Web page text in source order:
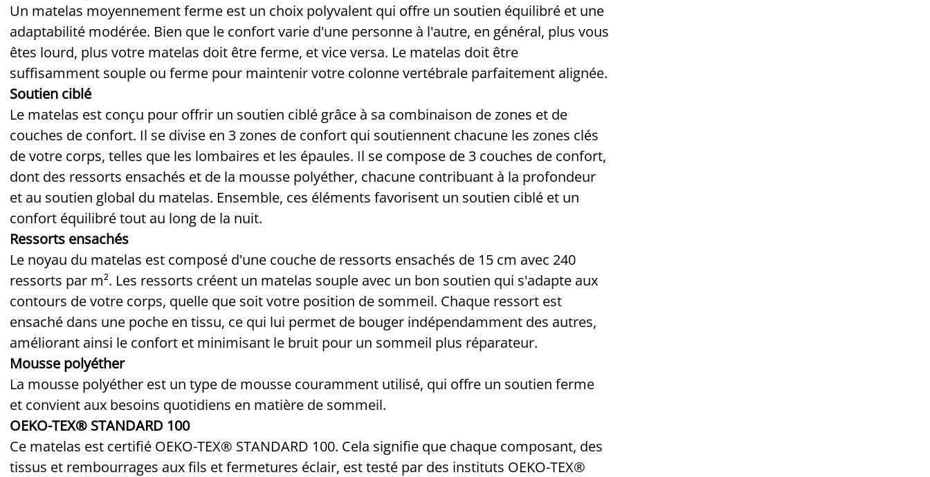
Un matelas moyennement ferme est un choix polyvalent qui offre un soutien équilibré et une
adaptabilité modérée. Bien que le confort varie d'une personne à l'autre, en général, plus vous
êtes lourd, plus votre matelas doit être ferme, et vice versa. Le matelas doit être
suffisamment souple ou ferme pour maintenir votre colonne vertébrale parfaitement alignée.
Soutien ciblé
Le matelas est conçu pour offrir un soutien ciblé grâce à sa combinaison de zones et de
couches de confort. Il se divise en 3 zones de confort qui soutiennent chacune les zones clés
de votre corps, telles que les lombaires et les épaules. Il se compose de 3 couches de confort,
dont des ressorts ensachés et de la mousse polyéther, chacune contribuant à la profondeur
et au soutien global du matelas. Ensemble, ces éléments favorisent un soutien ciblé et un
confort équilibré tout au long de la nuit.
Ressorts ensachés
Le noyau du matelas est composé d'une couche de ressorts ensachés de 15 cm avec 240
ressorts par m². Les ressorts créent un matelas souple avec un bon soutien qui s'adapte aux
contours de votre corps, quelle que soit votre position de sommeil. Chaque ressort est
ensaché dans une poche en tissu, ce qui lui permet de bouger indépendamment des autres,
améliorant ainsi le confort et minimisant le bruit pour un sommeil plus réparateur.
Mousse polyéther
La mousse polyéther est un type de mousse couramment utilisé, qui offre un soutien ferme
et convient aux besoins quotidiens en matière de sommeil.
OEKO-TEX® STANDARD 100
Ce matelas est certifié OEKO-TEX® STANDARD 100. Cela signifie que chaque composant, des
tissus et rembourrages aux fils et fermetures éclair, est testé par des instituts OEKO-TEX®